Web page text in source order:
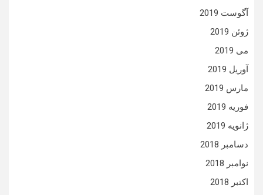
آگوست 2019
ژوئن 2019
می 2019
آوریل 2019
مارس 2019
فوریه 2019
ژانویه 2019
دسامبر 2018
نوامبر 2018
اکتبر 2018